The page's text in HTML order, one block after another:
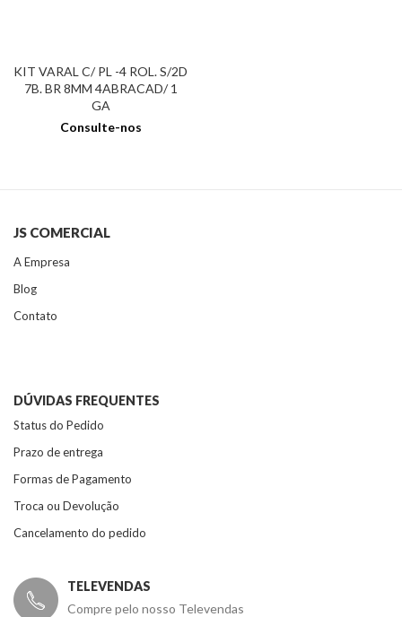
KIT VARAL C/ PL -4 ROL. S/2D
7B. BR 8MM 4ABRACAD/ 1
GA
Consulte-nos
JS COMERCIAL
A Empresa
Blog
Contato
DÚVIDAS FREQUENTES
Status do Pedido
Prazo de entrega
Formas de Pagamento
Troca ou Devolução
Cancelamento do pedido
TELEVENDAS
Compre pelo nosso Televendas